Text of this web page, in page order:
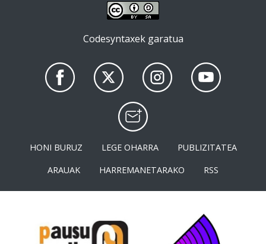
Codesyntaxek garatua
HONI BURUZ LEGE OHARRA
PUBLIZITATEA
ARAUAK
HARREMANETARAKO RSS